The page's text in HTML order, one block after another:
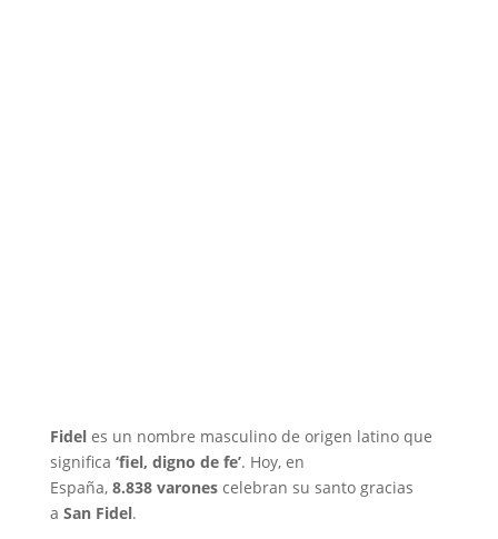
Fideles un nombre masculino de origen latino que
significa ‘fiel, digno de fe’. Hoy, en
España, 8.838 varonescelebran su santo gracias
a San Fidel.